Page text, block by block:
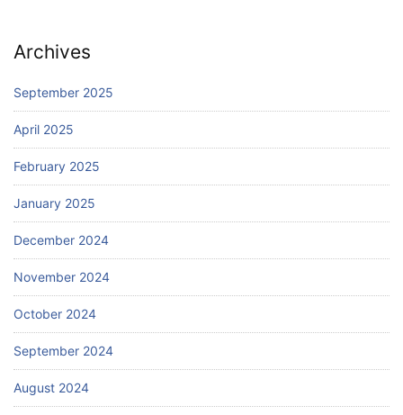
Archives
September 2025
April 2025
February 2025
January 2025
December 2024
November 2024
October 2024
September 2024
August 2024